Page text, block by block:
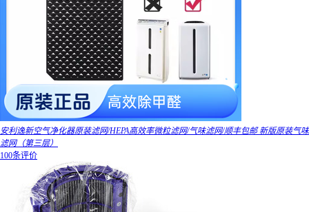
安利逸新空气净化器原装滤网/HEPA高效率微粒滤网/气味滤网/顺丰包邮 新版原装气味
滤网（第三层）
100条评价